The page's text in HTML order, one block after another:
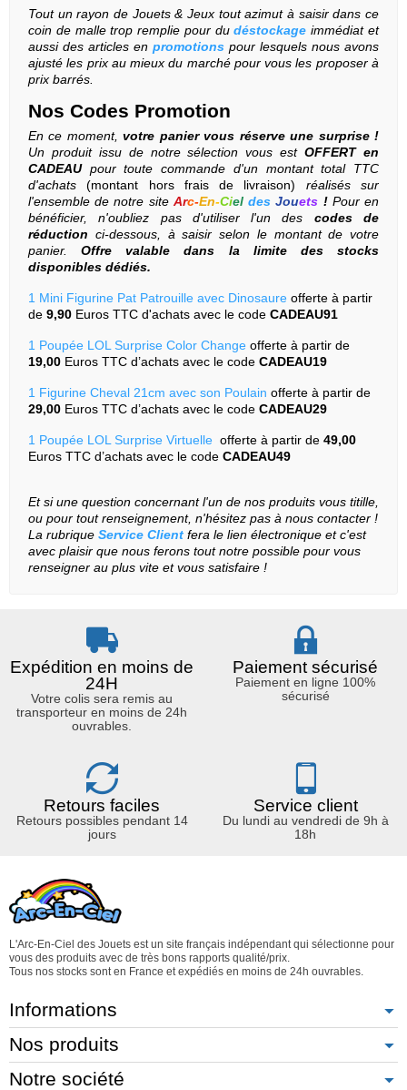
Tout un rayon de Jouets & Jeux tout azimut à saisir dans ce
coin de malle trop remplie pour dudéstockage immédiat et
aussi des articles en promotions pour lesquels nous avons
ajusté les prix au mieux du marché pour vous les proposer à
prix barrés.
Nos Codes Promotion
En ce moment,votre panier vous réserve une surprise !
Un produit issu de notre sélection vous estOFFERT en
CADEAUpour toute commande d'un montant total TTC
d'achats
(montant hors frais de livraison) réalisés sur
l'ensemble de notre site Arc-En-Ciel des Jouets ! Pour en
bénéficier, n'oubliez pas d'utiliser l'un des codes de
réduction ci-dessous, à saisir selon le montant de votre
panier.Offre valable dans la limite des stocks
disponibles dédiés.
1 Mini Figurine Pat Patrouille avec Dinosaure offerte à partir
de 9,90 Euros TTC d'achats avec le code CADEAU91
1 Poupée LOL Surprise Color Change offerte à partir de
19,00 Euros TTC d’achats avec le code CADEAU19
1 Figurine Cheval 21cm avec son Poulain offerte à partir de
29,00 Euros TTC d’achats avec le code CADEAU29
1 Poupée LOL Surprise Virtuelle offerte à partir de 49,00
Euros TTC d’achats avec le code CADEAU49
Et si une question concernant l'un de nos produits vous titille,
ou pour tout renseignement, n'hésitez pas à nous contacter !
La rubrique Service Client fera le lien électronique et c'est
avec plaisir que nous ferons tout notre possible pour vous
renseigner au plus vite et vous satisfaire !
Expédition en moins de
24H
Votre colis sera remis au
transporteur en moins de 24h
ouvrables.
Paiement sécurisé
Paiement en ligne 100%
sécurisé
Retours faciles
Retours possibles pendant 14
jours
Service client
Du lundi au vendredi de 9h à
18h
L'Arc-En-Ciel des Jouets est un site français indépendant qui sélectionne pour
vous des produits avec de très bons rapports qualité/prix.
Tous nos stocks sont en France et expédiés en moins de 24h ouvrables.
Informations
Nos produits
Notre société